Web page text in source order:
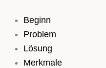
Inhalt
springen
Beginn
Problem
Lösung
Merkmale